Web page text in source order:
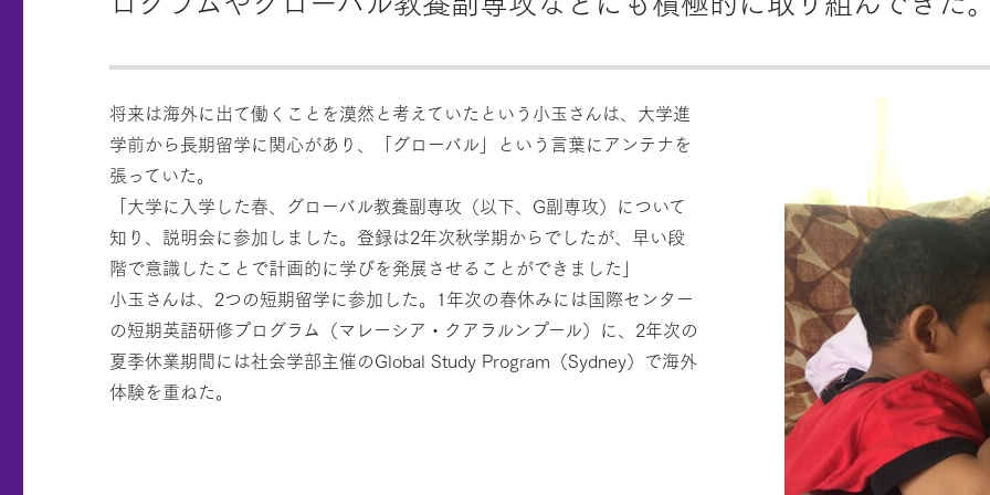
将来は海外に出て働くことを漠然と考えていたという小玉さんは、大学進
学前から長期留学に関心があり、「グローバル」という言葉にアンテナを
張っていた。
「大学に入学した春、グローバル教養副専攻（以下、G副専攻）について
知り、説明会に参加しました。登録は2年次秋学期からでしたが、早い段
階で意識したことで計画的に学びを発展させることができました」
小玉さんは、2つの短期留学に参加した。1年次の春休みには国際センター
の短期英語研修プログラム（マレーシア・クアラルンプール）に、2年次の
夏季休業期間には社会学部主催のGlobal Study Program（Sydney）で海外
体験を重ねた。